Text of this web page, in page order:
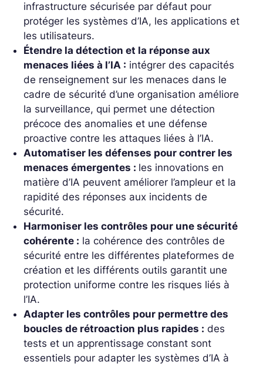
infrastructure sécurisée par défaut pour
protéger les systèmes d’IA, les applications et
les utilisateurs.
Étendre la détection et la réponse aux
menaces liées à l’IA : intégrer des capacités
de renseignement sur les menaces dans le
cadre de sécurité d’une organisation améliore
la surveillance, qui permet une détection
précoce des anomalies et une défense
proactive contre les attaques liées à l’IA.
Automatiser les défenses pour contrer les
menaces émergentes : les innovations en
matière d’IA peuvent améliorer l’ampleur et la
rapidité des réponses aux incidents de
sécurité.
Harmoniser les contrôles pour une sécurité
cohérente : la cohérence des contrôles de
sécurité entre les différentes plateformes de
création et les différents outils garantit une
protection uniforme contre les risques liés à
l’IA.
Adapter les contrôles pour permettre des
boucles de rétroaction plus rapides : des
tests et un apprentissage constant sont
essentiels pour adapter les systèmes d’IA à